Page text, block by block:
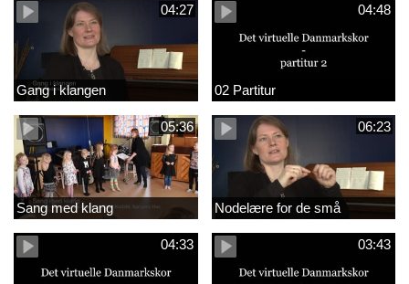
04:27
Gang i klangen
04:48
02 Partitur
05:36
Sang med klang
06:23
Nodelære for de små
04:33 03:43